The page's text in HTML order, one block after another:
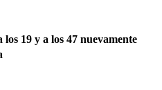
19 y a los 47 nuevamente